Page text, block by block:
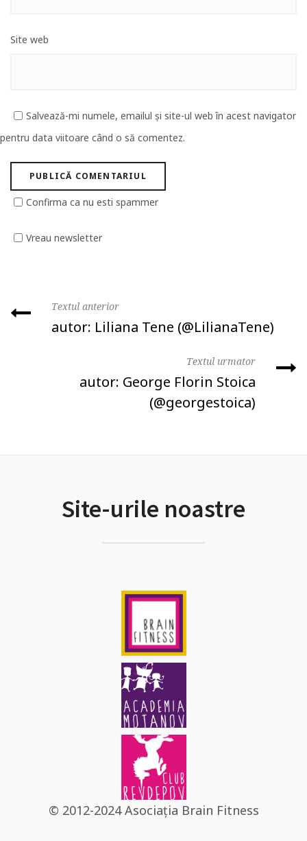
Site web
Salvează-mi numele, emailul și site-ul web în acest navigator
pentru data viitoare când o să comentez.
Confirma ca nu esti spammer
Vreau newsletter
Textul anterior
autor: Liliana Tene (@LilianaTene)
Textul urmator
autor: George Florin Stoica
(@georgestoica)
Site-urile noastre
© 2012-2024 Asociația Brain Fitness